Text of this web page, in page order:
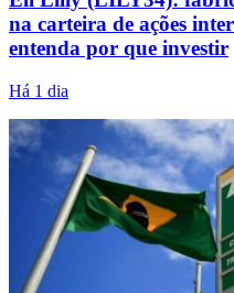
na carteira de ações
entenda por que investir
Há 1 dia